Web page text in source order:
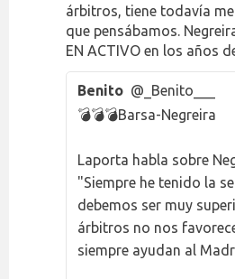
árbitros, tiene todavía
que pensábamos.
EN ACTIVO en los años
Benito @_Benito___
💣💣💣Barsa-Negreira
Laporta habla sobre
"Siempre he tenido la
debemos ser muy
árbitros no nos
siempre ayudan al